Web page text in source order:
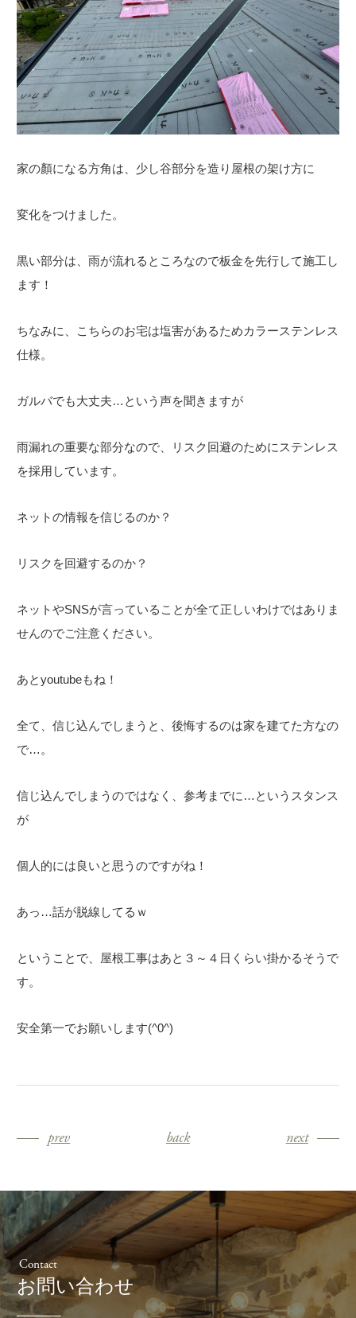
家の顏になる方角は、少し谷部分を造り屋根の架け方に
変化をつけました。
黒い部分は、雨が流れるところなので板金を先行して施工し
ます！
ちなみに、こちらのお宅は塩害があるためカラーステンレス
仕様。
ガルバでも大丈夫…という声を聞きますが
雨漏れの重要な部分なので、リスク回避のためにステンレス
を採用しています。
ネットの情報を信じるのか？
リスクを回避するのか？
ネットやSNSが言っていることが全て正しいわけではありま
せんのでご注意ください。
あとyoutubeもね！
全て、信じ込んでしまうと、後悔するのは家を建てた方なの
で…。
信じ込んでしまうのではなく、参考までに…というスタンス
が
個人的には良いと思うのですがね！
あっ…話が脱線してるｗ
ということで、屋根工事はあと３～４日くらい掛かるそうで
す。
安全第一でお願いします(^0^)
prev back next
Contact
お問い合わせ